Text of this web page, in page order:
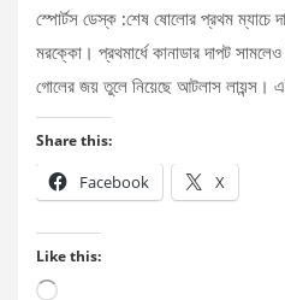
স্পোর্টস ডেস্ক :শেষ ষোলোর প্রথম ম্যাচে
মরক্কো। প্রথমার্ধে কানাডার দাপট
গোলের জয় তুলে নিয়েছে আটলাস লায়ন্স।
Share this:
Facebook X
Like this:
Loading…